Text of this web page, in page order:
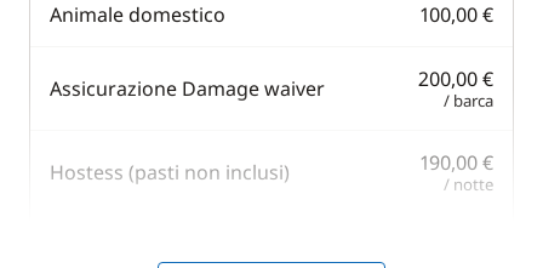
Animale domestico 100,00 €
Assicurazione Damage waiver 200,00 €
/ barca
Hostess (pasti non inclusi) 190,00 €
/ notte